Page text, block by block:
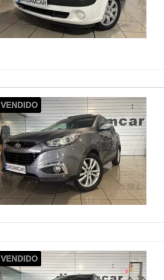
VENDIDO
VENDIDO